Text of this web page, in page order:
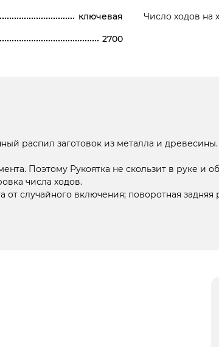
ключевая
2700
Число ходов на
распил заготовок из металла и
Поэтому Рукоятка не скользит в руке
числа ходов.
случайного включения; поворотная